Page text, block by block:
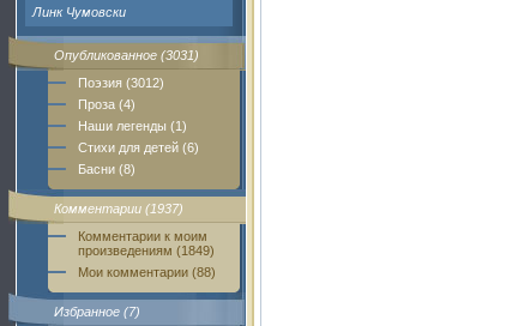
Линк Чумовски
Опубликованное (3031)
Поэзия (3012)
Проза (4)
Наши легенды (1)
Стихи для детей (6)
Басни (8)
Комментарии (1937)
Комментарии к моим
произведениям (1849)
Мои комментарии (88)
Избранное (7)